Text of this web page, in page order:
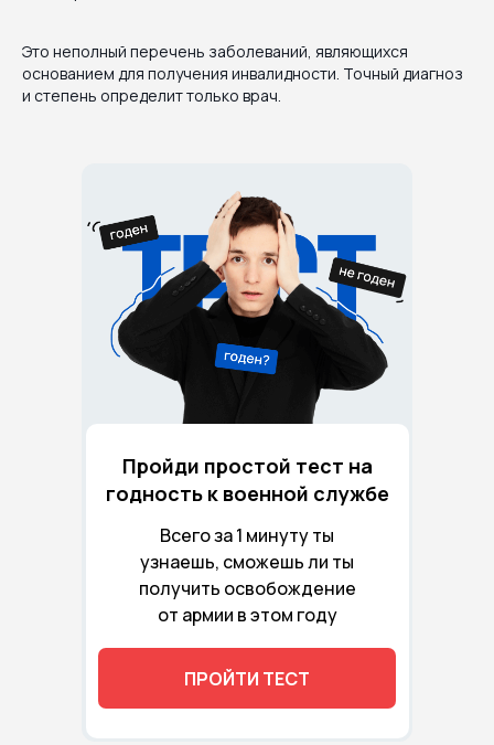
Это неполный перечень заболеваний, являющихся
основанием для получения инвалидности. Точный диагноз
и степень определит только врач.
Всего за 1 минуту ты
узнаешь, сможешь ли ты
получить освобождение
от армии в этом году
Пройди простой тест на
годность к военной службе
ПРОЙТИ ТЕСТ